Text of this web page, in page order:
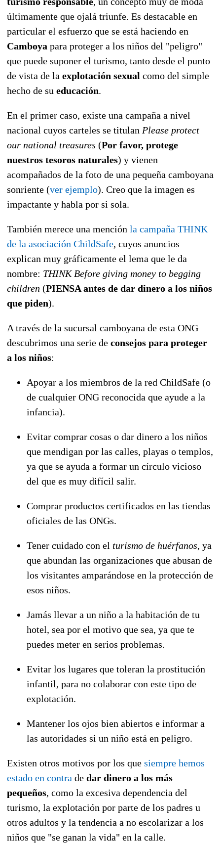
últimamente que ojalá triunfe. Es destacable en
particular el esfuerzo que se está haciendo en
Camboya para proteger a los niños del "peligro"
que puede suponer el turismo, tanto desde el punto
de vista de la explotación sexual como del simple
hecho de su educación.
En el primer caso, existe una campaña a nivel
nacional cuyos carteles se titulan Please protect
our national treasures (Por favor, protege
nuestros tesoros naturales) y vienen
acompañados de la foto de una pequeña camboyana
sonriente (ver ejemplo). Creo que la imagen es
impactante y habla por si sola.
También merece una mención la campaña THINK
de la asociación ChildSafe, cuyos anuncios
explican muy gráficamente el lema que le da
nombre: THINK Before giving money to begging
children (PIENSA antes de dar dinero a los niños
que piden).
A través de la sucursal camboyana de esta ONG
descubrimos una serie de consejos para proteger
a los niños:
Apoyar a los miembros de la red ChildSafe (o
de cualquier ONG reconocida que ayude a la
infancia).
Evitar comprar cosas o dar dinero a los niños
que mendigan por las calles, playas o templos,
ya que se ayuda a formar un círculo vicioso
del que es muy difícil salir.
Comprar productos certificados en las tiendas
oficiales de las ONGs.
Tener cuidado con el turismo de huérfanos, ya
que abundan las organizaciones que abusan de
los visitantes amparándose en la protección de
esos niños.
Jamás llevar a un niño a la habitación de tu
hotel, sea por el motivo que sea, ya que te
puedes meter en serios problemas.
Evitar los lugares que toleran la prostitución
infantil, para no colaborar con este tipo de
explotación.
Mantener los ojos bien abiertos e informar a
las autoridades si un niño está en peligro.
Existen otros motivos por los que siempre hemos
estado en contra de dar dinero a los más
pequeños, como la excesiva dependencia del
turismo, la explotación por parte de los padres u
otros adultos y la tendencia a no escolarizar a los
niños que "se ganan la vida" en la calle.